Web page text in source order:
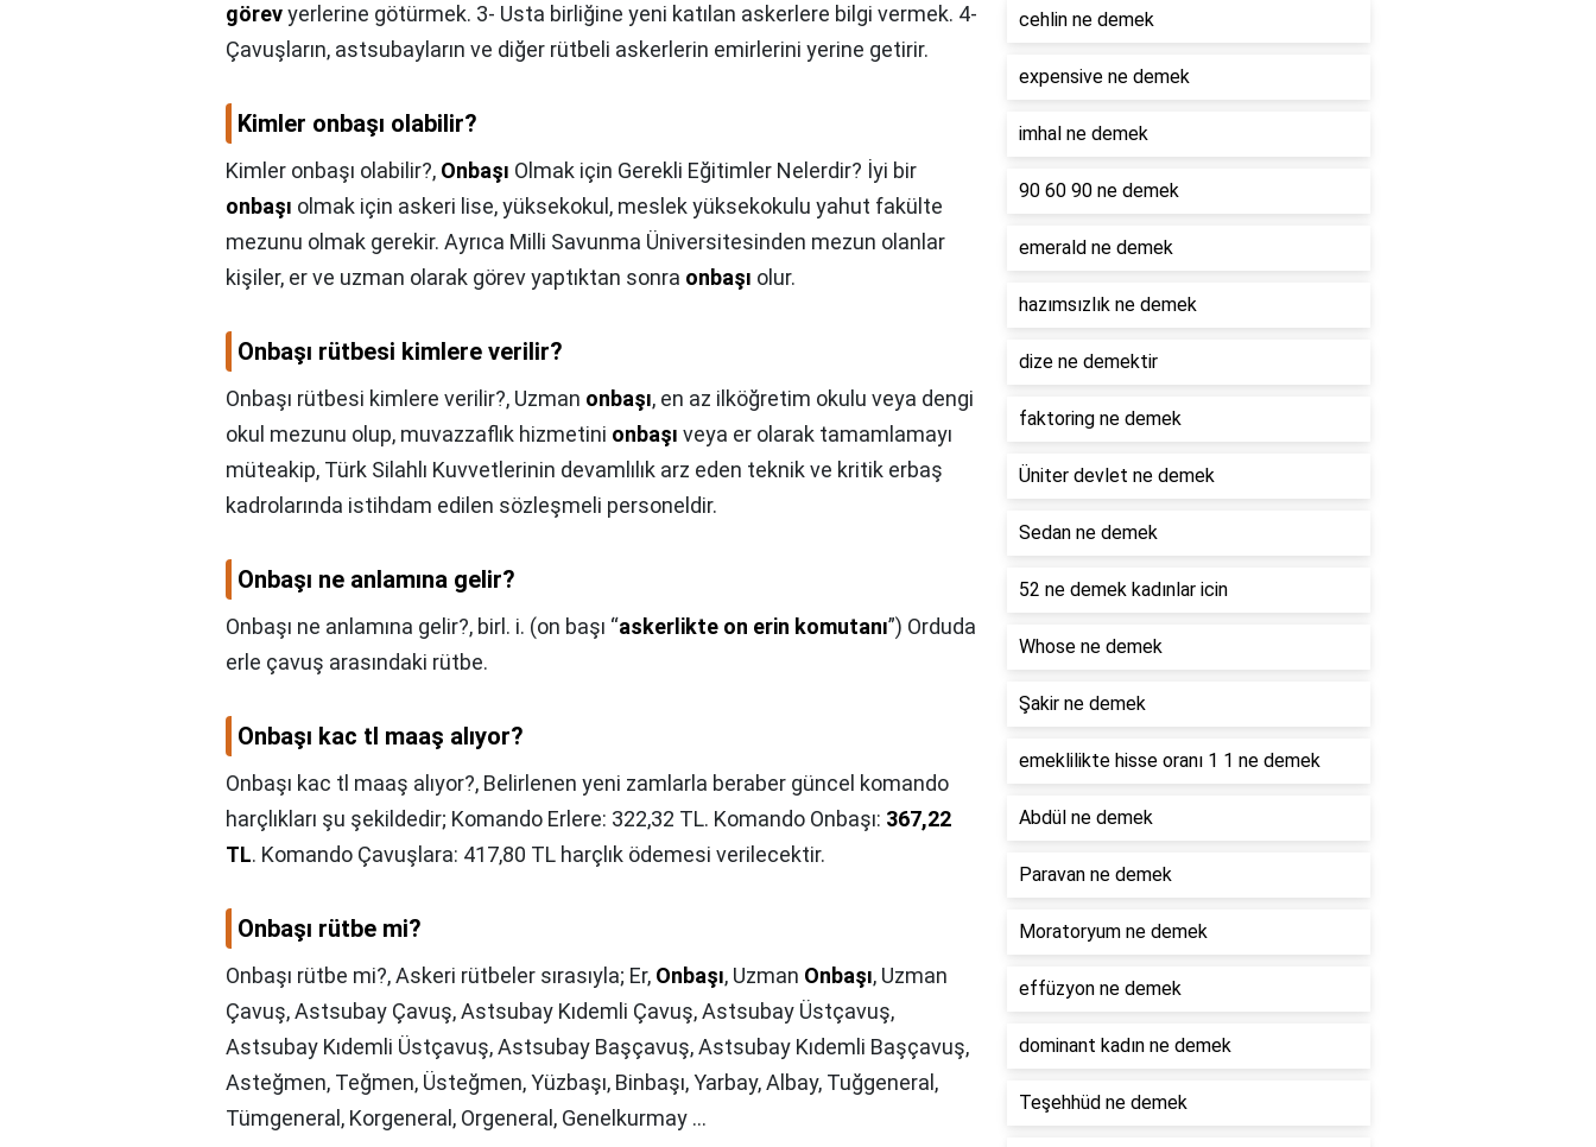
görevyerlerine götürmek. 3- Usta birliğine yeni katılan askerlere bilgi vermek. 4-
Çavuşların, astsubayların ve diğer rütbeli askerlerin emirlerini yerine getirir.
Kimler onbaşı olabilir?
Kimler onbaşı olabilir?, Onbaşı Olmak için Gerekli Eğitimler Nelerdir? İyi bir
onbaşı olmak için askeri lise, yüksekokul, meslek yüksekokulu yahut fakülte
mezunu olmak gerekir. Ayrıca Milli Savunma Üniversitesinden mezun olanlar
kişiler, er ve uzman olarak görev yaptıktan sonra onbaşı olur.
Onbaşı rütbesi kimlere verilir?
Onbaşı rütbesi kimlere verilir?, Uzman onbaşı, en az ilköğretim okulu veya dengi
okul mezunu olup, muvazzaflık hizmetini onbaşı veya er olarak tamamlamayı
müteakip, Türk Silahlı Kuvvetlerinin devamlılık arz eden teknik ve kritik erbaş
kadrolarında istihdam edilen sözleşmeli personeldir.
Onbaşı ne anlamına gelir?
Onbaşı ne anlamına gelir?, birl. i. (on başı “askerlikte on erin komutanı”) Orduda
erle çavuş arasındaki rütbe.
Onbaşı kac tl maaş alıyor?
Onbaşı kac tl maaş alıyor?, Belirlenen yeni zamlarla beraber güncel komando
harçlıkları şu şekildedir; Komando Erlere: 322,32 TL. Komando Onbaşı: 367,22
TL. Komando Çavuşlara: 417,80 TL harçlık ödemesi verilecektir.
Onbaşı rütbe mi?
Onbaşı rütbe mi?,Askeri rütbeler sırasıyla; Er, Onbaşı, Uzman Onbaşı, Uzman
Çavuş, Astsubay Çavuş, Astsubay Kıdemli Çavuş, Astsubay Üstçavuş,
Astsubay Kıdemli Üstçavuş, Astsubay Başçavuş, Astsubay Kıdemli Başçavuş,
Asteğmen, Teğmen, Üsteğmen, Yüzbaşı, Binbaşı, Yarbay, Albay, Tuğgeneral,
Tümgeneral, Korgeneral, Orgeneral, Genelkurmay ...
cehlin ne demek
expensive ne demek
imhal ne demek
90 60 90 ne demek
emerald ne demek
hazımsızlık ne demek
dize ne demektir
faktoring ne demek
Üniter devlet ne demek
Sedan ne demek
52 ne demek kadınlar icin
Whose ne demek
Şakir ne demek
emeklilikte hisse oranı 1 1 ne demek
Abdül ne demek
Paravan ne demek
Moratoryum ne demek
effüzyon ne demek
dominant kadın ne demek
Teşehhüd ne demek